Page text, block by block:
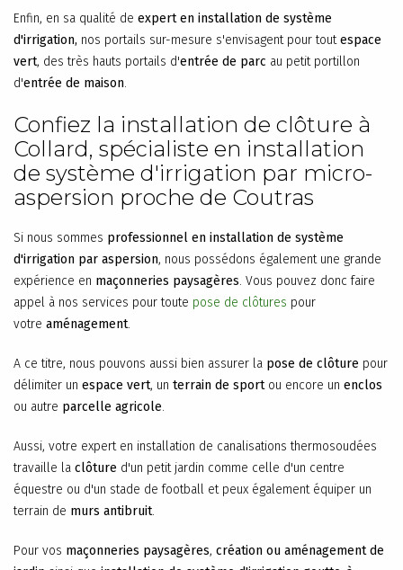
Enfin, en sa qualité de expert en installation de système
d'irrigation, nos portails sur-mesure s'envisagent pour toutespace
vert, des très hauts portails d'entrée de parc au petit portillon
d'entrée de maison.
Confiez la installation de clôture à
Collard, spécialiste en installation
de système d'irrigation par micro-
aspersion proche de Coutras
Si nous sommes professionnel en installation de système
d'irrigation par aspersion, nous possédons également une grande
expérience en maçonneries paysagères. Vous pouvez donc faire
appel à nos services pour toute pose de clôtures pour
votre aménagement.
A ce titre, nous pouvons aussi bien assurer la pose de clôture pour
délimiter un espace vert, un terrain de sportou encore un enclos
ou autre parcelle agricole.
Aussi, votre expert en installation de canalisations thermosoudées
travaille la clôture d'un petit jardin comme celle d'un centre
équestre ou d'un stade de football et peux également équiper un
terrain de murs antibruit.
Pour vos maçonneries paysagères, création ou aménagement de